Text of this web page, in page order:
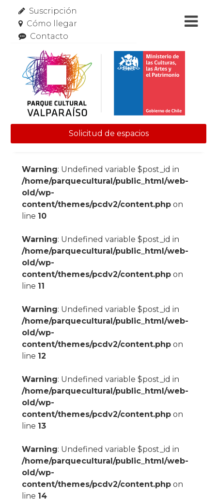
Suscripción
Cómo llegar
Contacto
Solicitud de espacios
Warning: Undefined variable $post_id in
/home/parquecultural/public_html/web-
old/wp-
content/themes/pcdv2/content.phpon
line 10
Warning: Undefined variable $post_id in
/home/parquecultural/public_html/web-
old/wp-
content/themes/pcdv2/content.phpon
line 11
Warning: Undefined variable $post_id in
/home/parquecultural/public_html/web-
old/wp-
content/themes/pcdv2/content.phpon
line 12
Warning: Undefined variable $post_id in
/home/parquecultural/public_html/web-
old/wp-
content/themes/pcdv2/content.phpon
line 13
Warning: Undefined variable $post_id in
/home/parquecultural/public_html/web-
old/wp-
content/themes/pcdv2/content.phpon
line 14